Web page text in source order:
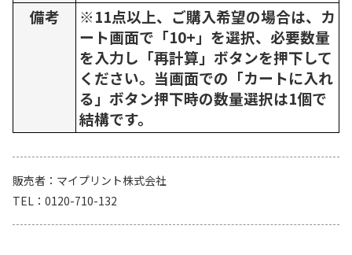
備考
※11点以上、ご購入希望の場合は、カ
ート画面で「10+」を選択、必要数量
を入力し「再計算」ボタンを押下して
ください。当画面での「カートに入れ
る」ボタン押下時の数量選択は1個で
結構です。
販売者
マイプリント株式会社
TEL
0120-710-132